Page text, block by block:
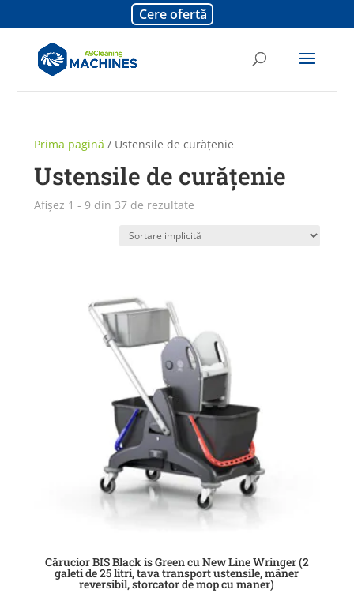
Cere ofertă
Prima pagină / Ustensile de curățenie
Ustensile de curățenie
Afișez 1 - 9 din 37 de rezultate
Cărucior BIS Black is Green cu New Line Wringer (2
galeti de 25 litri, tava transport ustensile, mâner
reversibil, storcator de mop cu maner)